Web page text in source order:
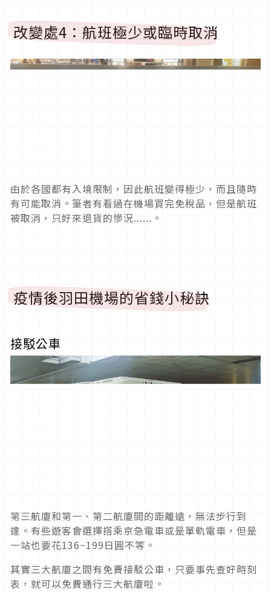
改變處4：航班極少或臨時取消
由於各國都有入境限制，因此航班變得極少，而且隨時
有可能取消。筆者有看過在機場買完免稅品，但是航班
被取消，只好來退貨的慘況......。
疫情後羽田機場的省錢小秘訣
接駁公車
第三航廈和第一、第二航廈間的距離遠，無法步行到
達。有些遊客會選擇搭乘京急電車或是單軌電車，但是
一站也要花136~199日圓不等。
其實三大航廈之間有免費接駁公車，只要事先查好時刻
表，就可以免費通行三大航廈啦。